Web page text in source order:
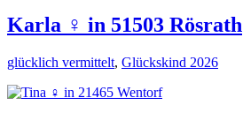
Karla ♀️ in 51503 Rösrath
glücklich vermittelt, Glückskind 2026